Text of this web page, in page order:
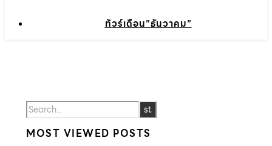
ทัวร์เดือน”ธันวาคม”
MOST VIEWED POSTS